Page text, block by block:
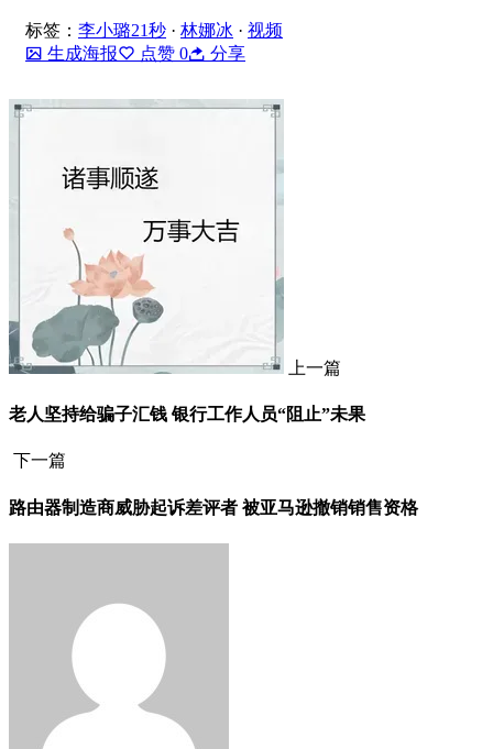
标签： 李小璐21秒 · 林娜冰 · 视频
生成海报
点赞 0 分享
上一篇
老人坚持给骗子汇钱 银行工作人员“阻止”未果
下一篇
路由器制造商威胁起诉差评者 被亚马逊撤销销售资格